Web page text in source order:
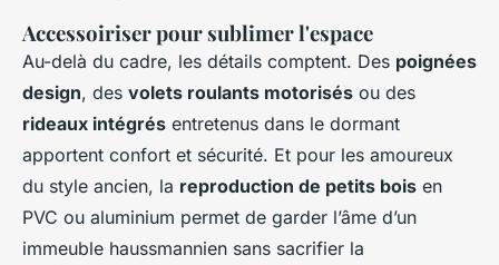
Accessoiriser pour sublimer l'espace
Au-delà du cadre, les détails comptent. Des poignées
design, des volets roulants motorisés ou des
rideaux intégrés entretenus dans le dormant
apportent confort et sécurité. Et pour les amoureux
du style ancien, la reproduction de petits bois en
PVC ou aluminium permet de garder l’âme d’un
immeuble haussmannien sans sacrifier la